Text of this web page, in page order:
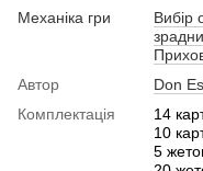
Механіка гри
Вибір
Автор
Don
Комплектація
14
10
5